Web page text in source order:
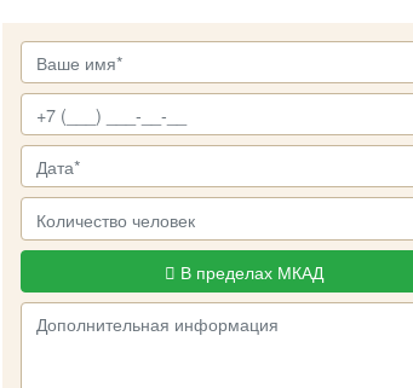
В пределах МКАД